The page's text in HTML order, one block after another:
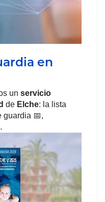
en
un servicio
de Elche: la lista
guardia 📅,